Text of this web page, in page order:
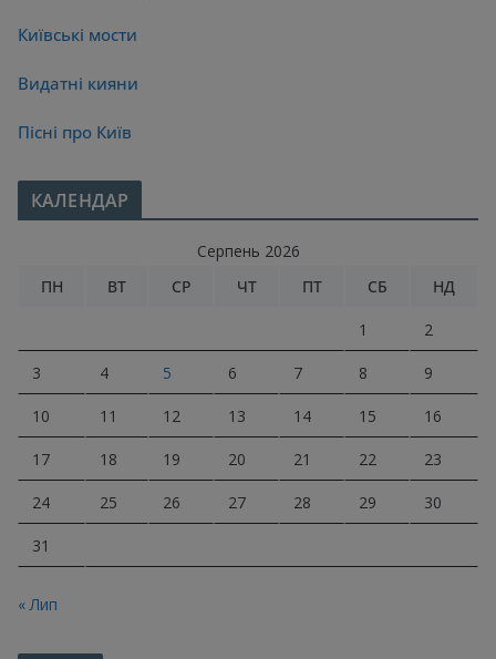
Київські мости
Видатні кияни
Пісні про Київ
КАЛЕНДАР
Серпень 2026
ПН
ВТ СР ЧТ ПТ СБ НД
1 2
3 4 5 6 7 8 9
10 11 12 13 14 15 16
17 18 19 20 21 22 23
24 25 26 27 28 29 30
31
« Лип